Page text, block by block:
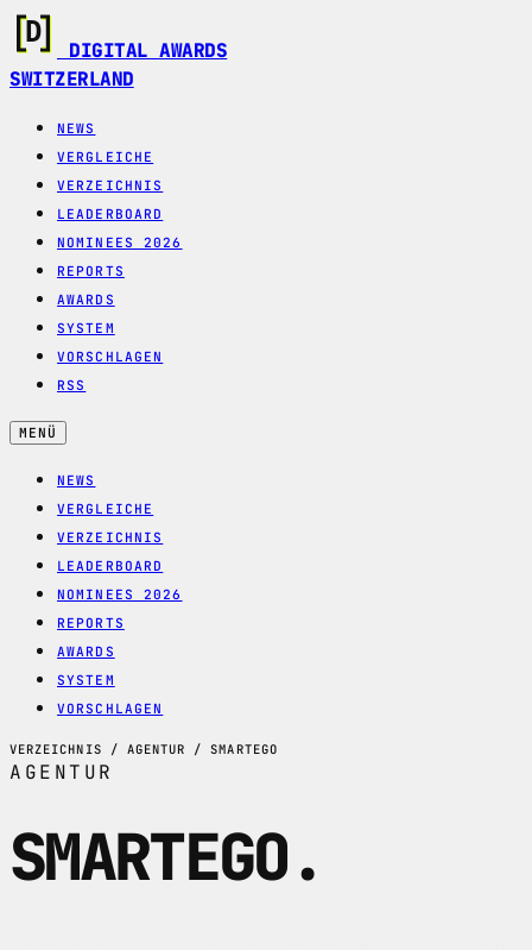
DIGITAL AWARDS
SWITZERLAND
NEWS
VERGLEICHE
VERZEICHNIS
LEADERBOARD
NOMINEES 2026
REPORTS
AWARDS
SYSTEM
VORSCHLAGEN
RSS
MENÜ
NEWS
VERGLEICHE
VERZEICHNIS
LEADERBOARD
NOMINEES 2026
REPORTS
AWARDS
SYSTEM
VORSCHLAGEN
VERZEICHNIS / AGENTUR / SMARTEGO
AGENTUR
SMARTEGO.